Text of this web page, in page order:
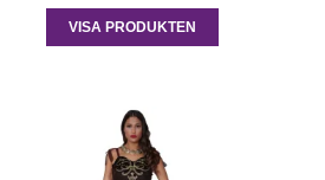
VISA PRODUKTEN